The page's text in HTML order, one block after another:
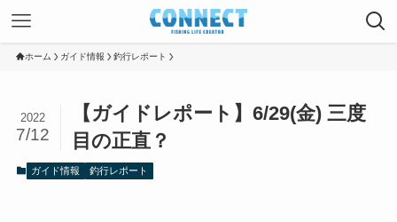
ホーム ガイド情報 釣行レポート
【ガイドレポート】6/29(金) 三度
目の正直？
2022
7/12
ガイド情報 釣行レポート